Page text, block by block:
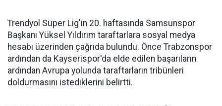
Trendyol Süper Lig'in 20. haftasında Samsunspor
Başkanı Yüksel Yıldırım taraftarlara sosyal medya
hesabı üzerinden çağrıda bulundu. Önce Trabzonspor
ardından da Kayserispor'da elde edilen başarıların
ardından Avrupa yolunda taraftarların tribünleri
doldurmasını istediklerini belirtti.